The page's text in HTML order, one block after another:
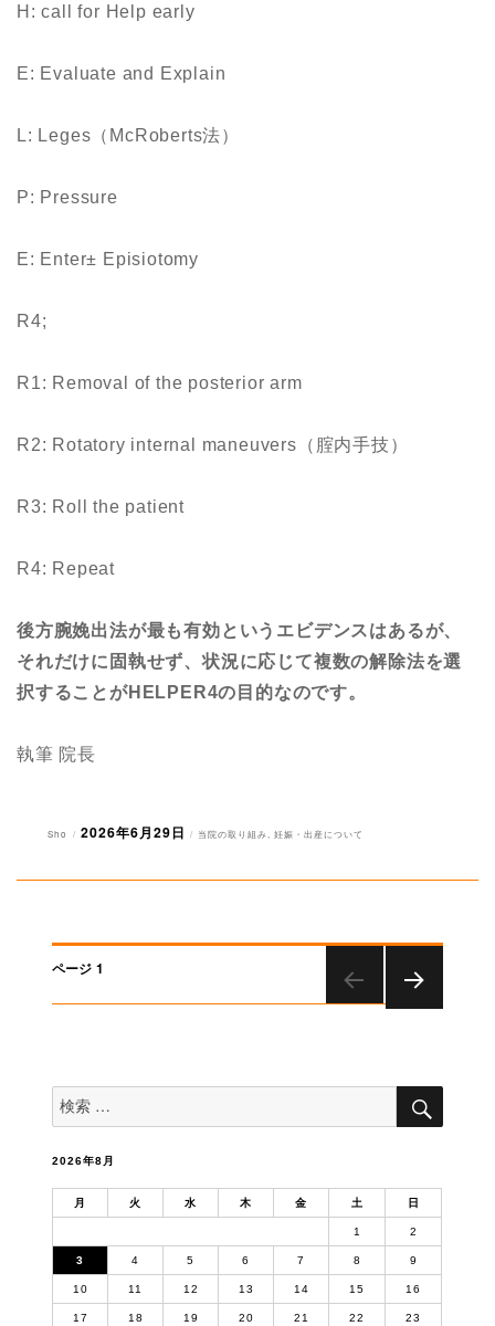
H: call for Help early
E: Evaluate and Explain
L: Leges（McRoberts法）
P: Pressure
E: Enter± Episiotomy
R4;
R1: Removal of the posterior arm
R2: Rotatory internal maneuvers（腟内手技）
R3: Roll the patient
R4: Repeat
後方腕娩出法が最も有効というエビデンスはあるが、
それだけに固執せず、状況に応じて複数の解除法を選
択することがHELPER4の目的なのです。
執筆 院長
投
Sho
投
2026年6月29日
カ
当院の取り組み, 妊娠・出産について
投
ゲ
ー
ョ
ン
ページ 1
索
対
検
2026年8月
月 火 水 木 金 土 日
1 2
3 4 5 6 7 8 9
10 11 12 13 14 15 16
17 18 19 20 21 22 23